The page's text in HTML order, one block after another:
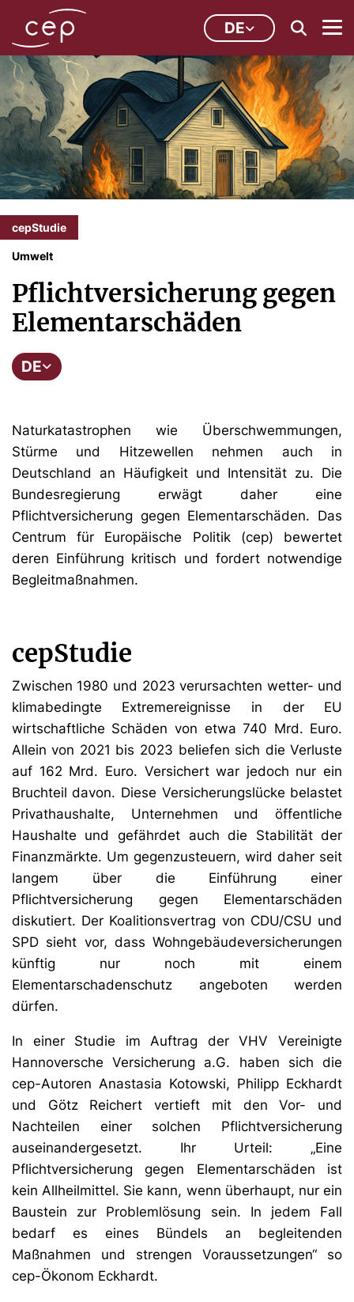
DE
cepStudie
Umwelt
Pflichtversicherung gegen
Elementarschäden
DE
Naturkatastrophen wie Überschwemmungen,
Stürme und Hitzewellen nehmen auch in
Deutschland an Häufigkeit und Intensität zu. Die
Bundesregierung erwägt daher eine
Pflichtversicherung gegen Elementarschäden. Das
Centrum für Europäische Politik (cep) bewertet
deren Einführung kritisch und fordert notwendige
Begleitmaßnahmen.
cepStudie
Zwischen 1980 und 2023 verursachten wetter- und
klimabedingte Extremereignisse in der EU
wirtschaftliche Schäden von etwa 740 Mrd. Euro.
Allein von 2021 bis 2023 beliefen sich die Verluste
auf 162 Mrd. Euro. Versichert war jedoch nur ein
Bruchteil davon. Diese Versicherungslücke belastet
Privathaushalte, Unternehmen und öffentliche
Haushalte und gefährdet auch die Stabilität der
Finanzmärkte. Um gegenzusteuern, wird daher seit
langem über die Einführung einer
Pflichtversicherung gegen Elementarschäden
diskutiert. Der Koalitionsvertrag von CDU/CSU und
SPD sieht vor, dass Wohngebäudeversicherungen
künftig nur noch mit einem
Elementarschadenschutz angeboten werden
dürfen.
In einer Studie im Auftrag der VHV Vereinigte
Hannoversche Versicherung a.G. haben sich die
cep-Autoren Anastasia Kotowski, Philipp Eckhardt
und Götz Reichert vertieft mit den Vor- und
Nachteilen einer solchen Pflichtversicherung
auseinandergesetzt. Ihr Urteil: „Eine
Pflichtversicherung gegen Elementarschäden ist
kein Allheilmittel. Sie kann, wenn überhaupt, nur ein
Baustein zur Problemlösung sein. In jedem Fall
bedarf es eines Bündels an begleitenden
Maßnahmen und strengen Voraussetzungen“ so
cep-Ökonom Eckhardt.